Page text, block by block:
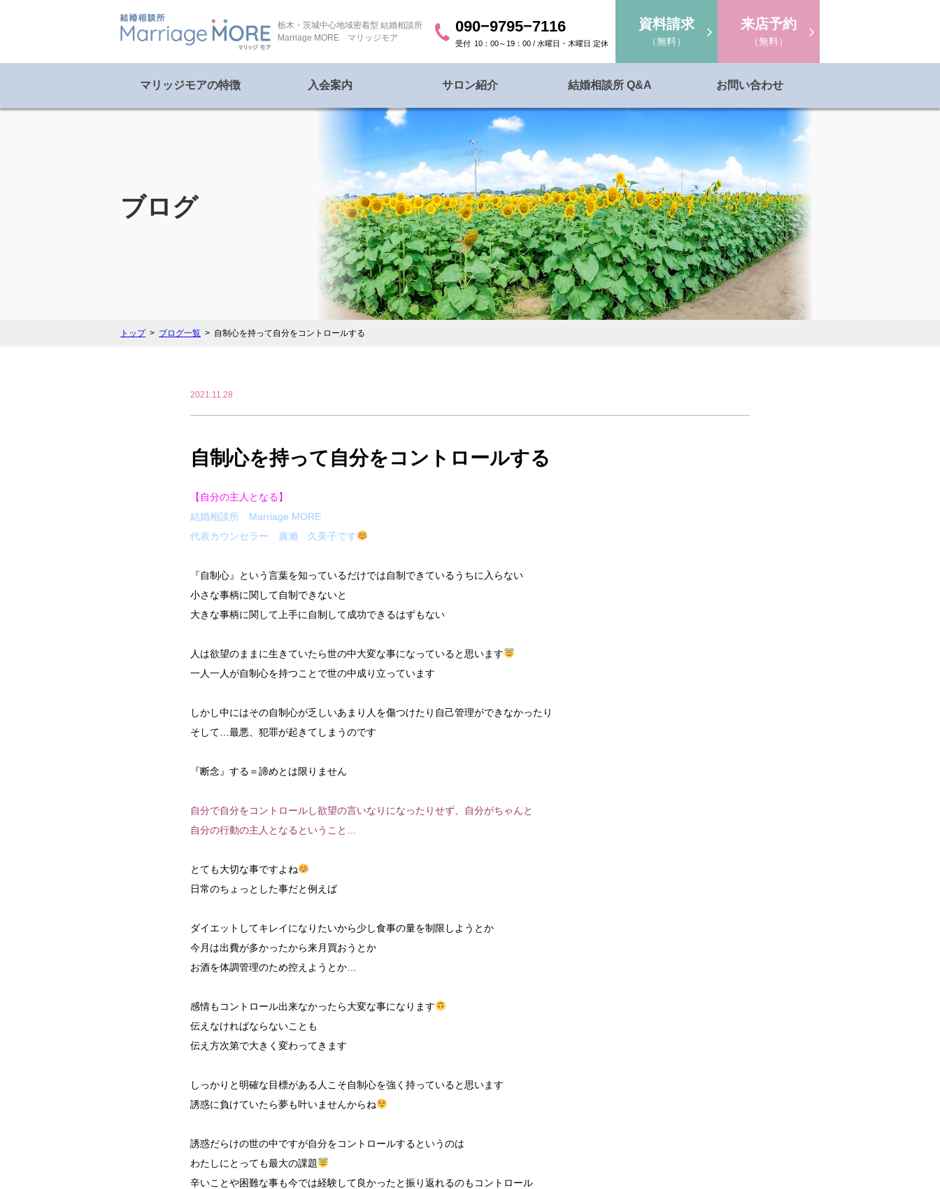
栃木・茨城中心地域密着型 結婚相談所
Marriage MORE マリッジモア
090−9795−7116
10：00～19：00 / 水曜日・木曜日 定休
資料請求
（無料）
来店予約
（無料）
マリッジモアの特徴 入会案内 サロン紹介 結婚相談所 Q&A お問い合わせ
ブログ
トップ ブログ一覧 自制心を持って自分をコントロールする
2021.11.28
自制心を持って自分をコントロールする
【自分の主人となる】
結婚相談所 Marriage MORE
代表カウンセラー 廣瀨 久美子です
『自制心』という言葉を知っているだけでは自制できているうちに入らない
小さな事柄に関して自制できないと
大きな事柄に関して上手に自制して成功できるはずもない
人は欲望のままに生きていたら世の中大変な事になっていると思います
一人一人が自制心を持つことで世の中成り立っています
しかし中にはその自制心が乏しいあまり人を傷つけたり自己管理ができなかったり
そして…最悪、犯罪が起きてしまうのです
『断念』する＝諦めとは限りません
自分で自分をコントロールし欲望の言いなりになったりせず、自分がちゃんと
自分の行動の主人となるということ…
とても大切な事ですよね
日常のちょっとした事だと例えば
ダイエットしてキレイになりたいから少し食事の量を制限しようとか
今月は出費が多かったから来月買おうとか
お酒を体調管理のため控えようとか…
感情もコントロール出来なかったら大変な事になります
伝えなければならないことも
伝え方次第で大きく変わってきます
しっかりと明確な目標がある人こそ自制心を強く持っていると思います
誘惑に負けていたら夢も叶いませんからね
誘惑だらけの世の中ですが自分をコントロールするというのは
わたしにとっても最大の課題
辛いことや困難な事も今では経験して良かったと振り返れるのもコントロール